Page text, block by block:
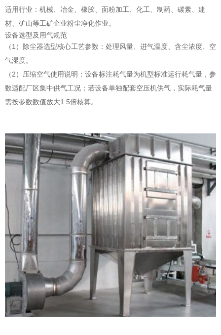
适用行业：机械、冶金、橡胶、面粉加工、化工、制药、碳素、建
材、矿山等工矿企业粉尘净化作业。
设备选型及用气规范
（1）除尘器选型核心工艺参数：处理风量、进气温度、含尘浓度、空
气湿度。
（2）压缩空气使用说明：设备标注耗气量为机型标准运行耗气量，参
数适配厂区集中供气工况；若设备单独配套空压机供气，实际耗气量
需按参数数值放大1.5倍核算。